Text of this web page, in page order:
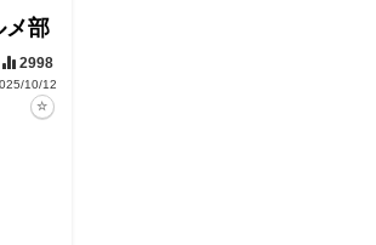
メ部
2998
10/12